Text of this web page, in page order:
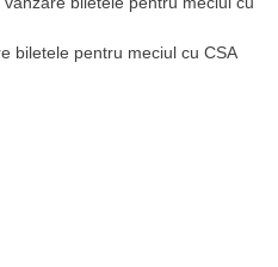
biletele pentru meciul cu CSA